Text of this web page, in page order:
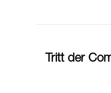
Tritt der